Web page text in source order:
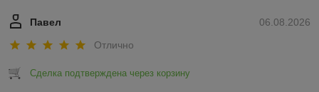
06.08.2026
Павел
Отлично
Сделка подтверждена через корзину